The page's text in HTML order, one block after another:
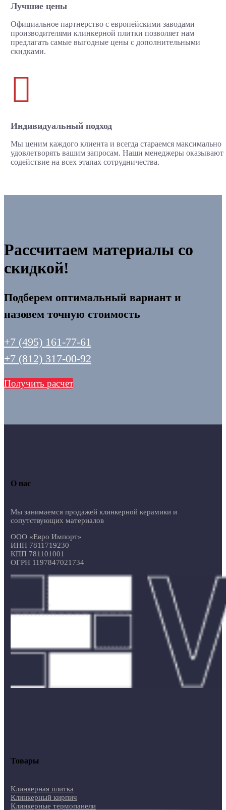
Лучшие цены
Официальное партнерство с европейскими заводами
производителями клинкерной плитки позволяет нам
предлагать самые выгодные цены с дополнительными
скидками.

Индивидуальный подход
Мы ценим каждого клиента и всегда стараемся максимально
удовлетворять вашим запросам. Наши менеджеры оказывают
содействие на всех этапах сотрудничества.
Рассчитаем материалы со
скидкой!
Подберем оптимальный вариант и
назовем точную стоимость
+7 (495) 161-77-61
+7 (812) 317-00-92
Получить расчет
О нас
Мы занимаемся продажей клинкерной керамики и
сопутствующих материалов
ООО «Евро Импорт»
ИНН 7811719230
КПП 781101001
ОГРН 1197847021734
Товары
Клинкерная плитка
Клинкерный кирпич
Клинкерные термопанели